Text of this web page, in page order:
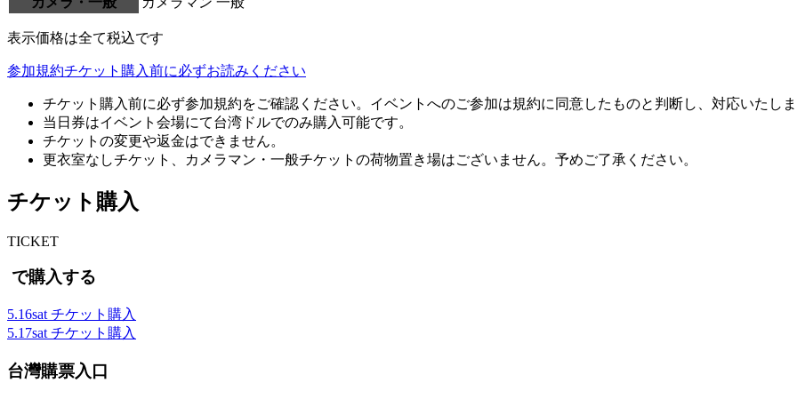
表示価格は全て税込です
参加規約チケット購入前に必ずお読みください
チケット購入前に必ず参加規約をご確認ください。イベントへのご参加は規約に同意したものと判断し、対応いたし
当日券はイベント会場にて台湾ドルでのみ購入可能です。
チケットの変更や返金はできません。
更衣室なしチケット、カメラマン・一般チケットの荷物置き場はございません。予めご了承ください。
チケット購入
TICKET
で購入する
5.16sat チケット購入
5.17sat チケット購入
台灣購票入口